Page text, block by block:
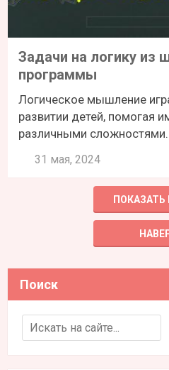
Задачи на логику из
программы
Логическое мышление
развитии детей, помогая
различными
31 мая, 2024
ПОКАЗАТЬ
Поиск
Search for: